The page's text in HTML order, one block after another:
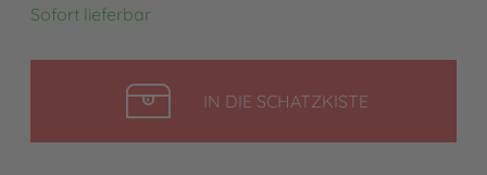
Sofort lieferbar
IN DIE SCHATZKISTELEGEN